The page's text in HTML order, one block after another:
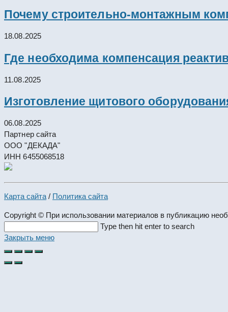
Почему строительно-монтажным
18.08.2025
Где необходима компенсация
11.08.2025
Изготовление щитового
06.08.2025
Партнер сайта
ООО "ДЕКАДА"
ИНН 6455068518
Карта сайта / Политика сайта
Copyright © При использовании материалов в публикацию
this
website
Type then hit enter to search
Закрыть меню